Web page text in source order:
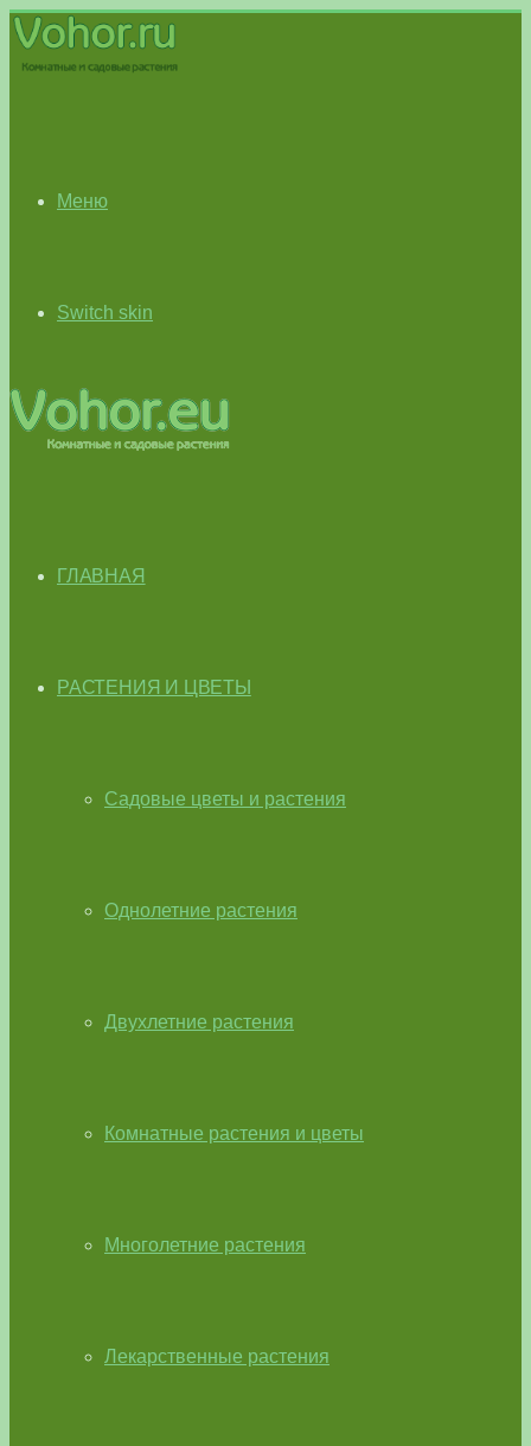
Меню
Switch skin
ГЛАВНАЯ
РАСТЕНИЯ И ЦВЕТЫ
Садовые цветы и растения
Однолетние растения
Двухлетние растения
Комнатные растения и цветы
Многолетние растения
Лекарственные растения